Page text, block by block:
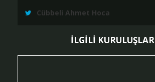
Cübbeli Ahmet Hoca
İLGİLİ KURULUŞLAR